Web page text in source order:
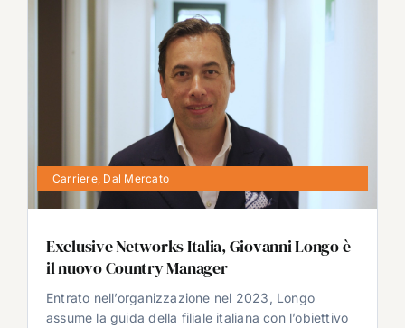
Carriere, Dal Mercato
Exclusive Networks Italia, Giovanni Longo è
il nuovo Country Manager
Entrato nell’organizzazione nel 2023, Longo
assume la guida della filiale italiana con l’obiettivo